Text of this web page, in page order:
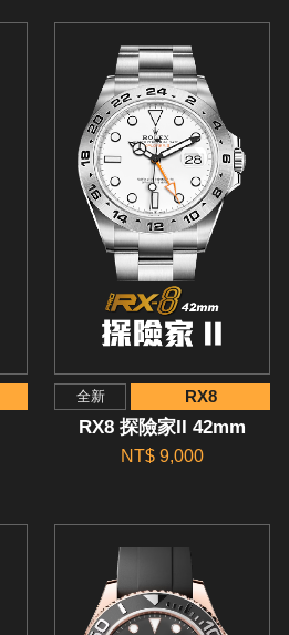
全新 RX8
RX8 探險家II 42mm
NT$ 9,000